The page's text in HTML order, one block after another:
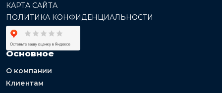
КАРТА САЙТА
ПОЛИТИКА КОНФИДЕНЦИАЛЬНОСТИ
Основное
О компании
Клиентам